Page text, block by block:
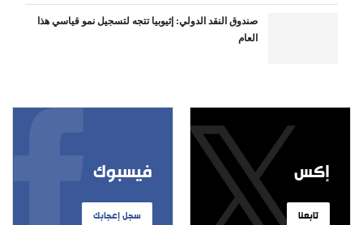
صندوق النقد الدولي: إثيوبيا تتجه لتسجيل نمو قياسي هذا
العام
فيسبوك
سجل إعجابك
إكس
تابعنا